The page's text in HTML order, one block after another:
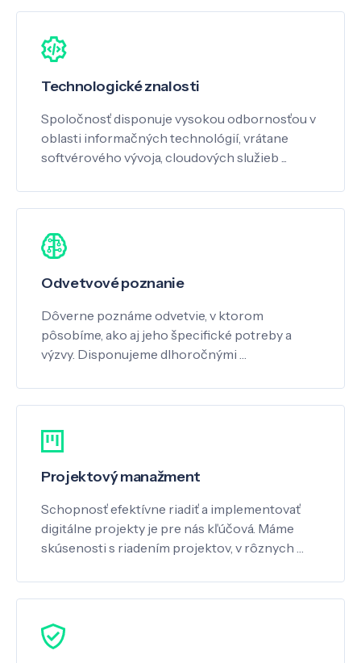
Technologické znalosti
Spoločnosť disponuje vysokou odbornosťou v
oblasti informačných technológií, vrátane
softvérového vývoja, cloudových služieb ...
Odvetvové poznanie
Dôverne poznáme odvetvie, v ktorom
pôsobíme, ako aj jeho špecifické potreby a
výzvy. Disponujeme dlhoročnými …
Projektový manažment
Schopnosť efektívne riadiť a implementovať
digitálne projekty je pre nás kľúčová. Máme
skúsenosti s riadením projektov, v rôznych …